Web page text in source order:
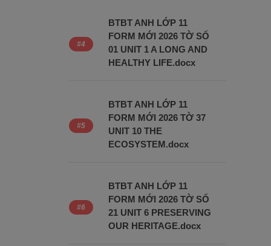
BTBT ANH LỚP 11
FORM MỚI 2026 TỜ SỐ
01 UNIT 1 A LONG AND
HEALTHY LIFE.docx
BTBT ANH LỚP 11
FORM MỚI 2026 TỜ 37
UNIT 10 THE
ECOSYSTEM.docx
BTBT ANH LỚP 11
FORM MỚI 2026 TỜ SỐ
21 UNIT 6 PRESERVING
OUR HERITAGE.docx